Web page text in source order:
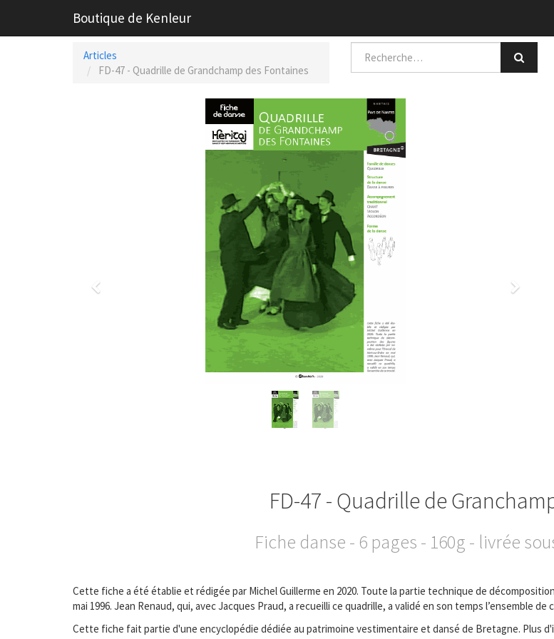
Boutique de Kenleur
Articles
FD-47 - Quadrille de Grandchamp des Fontaines
Next
FD-47 - Quadrille de
Fiche danse - 6 pages - 160g - livrée
Cette fiche a été établie et rédigée par Michel Guillerme en 2020. Toute la partie technique de
mai 1996. Jean Renaud, qui, avec Jacques Praud, a recueilli ce quadrille, a validé en son temps l’ensemble de
Cette fiche fait partie d'une encyclopédie dédiée au patrimoine vestimentaire et dansé de Bretagne. Plus